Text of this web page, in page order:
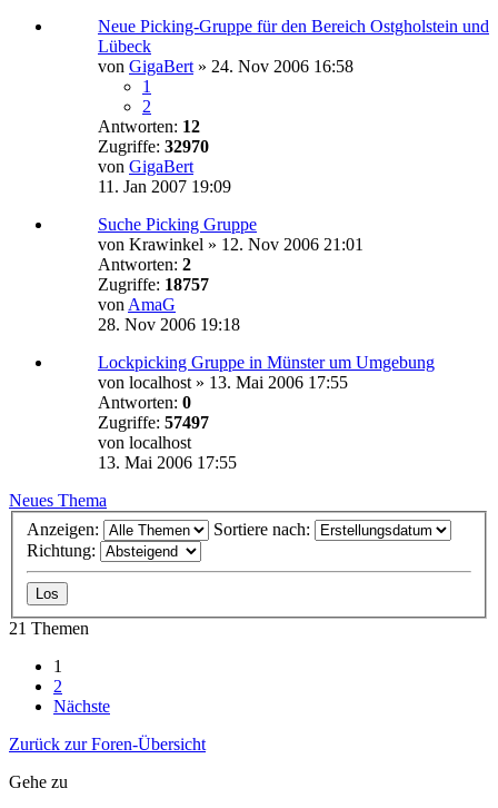
Neue Picking-Gruppe für den Bereich Ostgholstein und
Lübeck
von GigaBert » 24. Nov 2006 16:58
1
2
Antworten: 12
Zugriffe: 32970
von GigaBert
11. Jan 2007 19:09
Suche Picking Gruppe
von Krawinkel » 12. Nov 2006 21:01
Antworten: 2
Zugriffe: 18757
von AmaG
28. Nov 2006 19:18
Lockpicking Gruppe in Münster um Umgebung
von localhost » 13. Mai 2006 17:55
Antworten: 0
Zugriffe: 57497
von localhost
13. Mai 2006 17:55
Neues Thema
Anzeigen:
Sortiere nach:
Richtung:
21 Themen
1
2
Nächste
Zurück zur Foren-Übersicht
Gehe zu